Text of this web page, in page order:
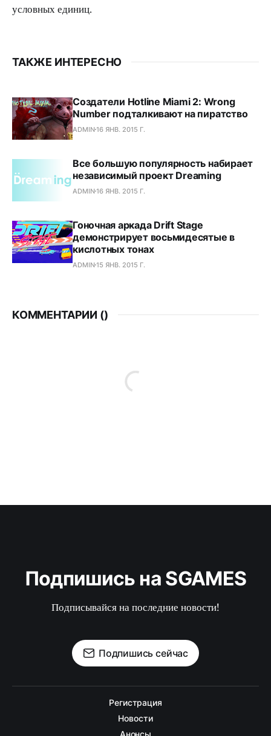
условных единиц.
ТАКЖЕ ИНТЕРЕСНО
Создатели Hotline Miami 2: Wrong
Number подталкивают на пиратство
ADMIN16 ЯНВ. 2015 Г.
Все большую популярность набирает
независимый проект Dreaming
ADMIN16 ЯНВ. 2015 Г.
Гоночная аркада Drift Stage
демонстрирует восьмидесятые в
кислотных тонах
ADMIN15 ЯНВ. 2015 Г.
КОММЕНТАРИИ ()
Подпишись на SGAMES
Подписывайся на последние новости!
Подпишись сейчас
Регистрация
Новости
Анонсы